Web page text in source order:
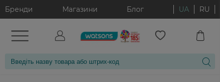
Бренди Магазини Блог UA RU